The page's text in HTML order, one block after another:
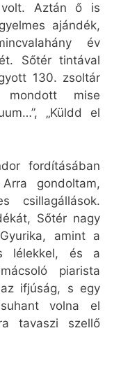
Aztán ő is
ajándék,
év
Sőtér tintával
130. zsoltár
mondott mise
„Küldd el
fordításában
gondoltam,
csillagállások.
Sőtér nagy
amint a
lélekkel, és a
piarista
ifjúság, s egy
volna el
tavaszi szellő